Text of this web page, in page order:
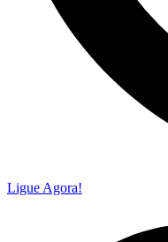
Ligue Agora!